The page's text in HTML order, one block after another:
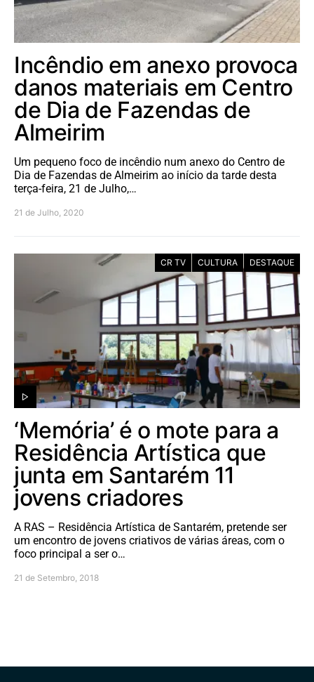
Incêndio em anexo provoca
danos materiais em Centro
de Dia de Fazendas de
Almeirim
Um pequeno foco de incêndio num anexo do Centro de
Dia de Fazendas de Almeirim ao início da tarde desta
terça-feira, 21 de Julho,…
21 de Julho, 2020
CR TV CULTURA DESTAQUE
‘Memória’ é o mote para a
Residência Artística que
junta em Santarém 11
jovens criadores
A RAS – Residência Artística de Santarém, pretende ser
um encontro de jovens criativos de várias áreas, com o
foco principal a ser o…
21 de Setembro, 2018